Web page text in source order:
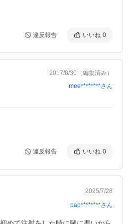
違反報告 いいね 0
2017/8/30 （編集済み）
mee********さん
違反報告 いいね 0
2025/7/28
pap********さん